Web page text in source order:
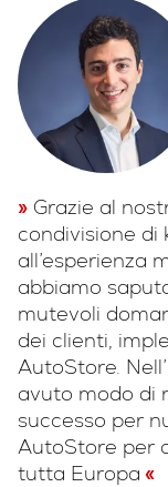
Grazie al
condivisione di
all’esperienza
abbiamo
mutevoli
dei clienti,
AutoStore.
avuto modo di
successo per
AutoStore per
tutta Europa